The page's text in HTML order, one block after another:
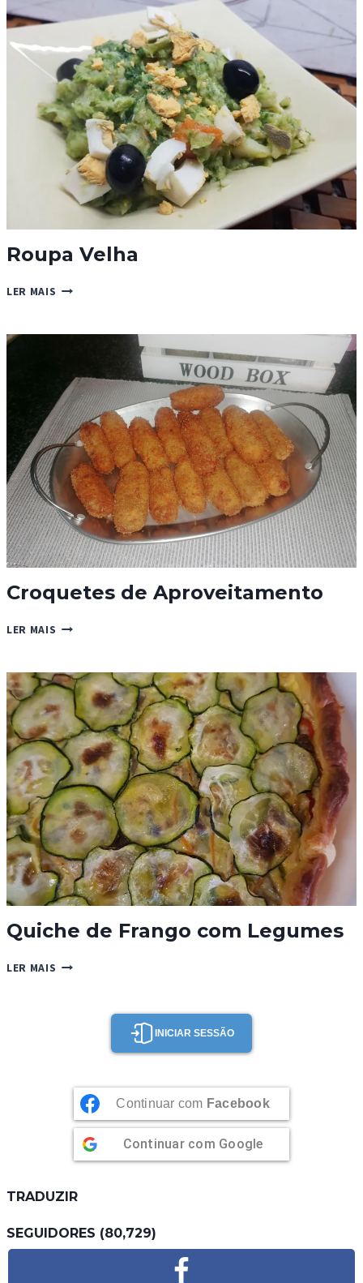
DE
LIMONADA)
Roupa Velha
LER MAIS ROUPA
Croquetes de Aproveitamento
LER MAIS CROQUETES
Quiche de Frango com Legumes
LER MAIS QUICHE
INICIAR SESSÃO
Continuar com Facebook
Continuar com Google
TRADUZIR
SEGUIDORES (80,729)